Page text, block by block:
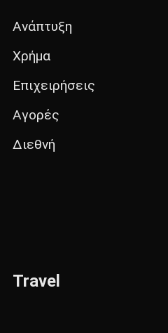
Ανάπτυξη
Χρήμα
Επιχειρήσεις
Αγορές
Διεθνή
Travel